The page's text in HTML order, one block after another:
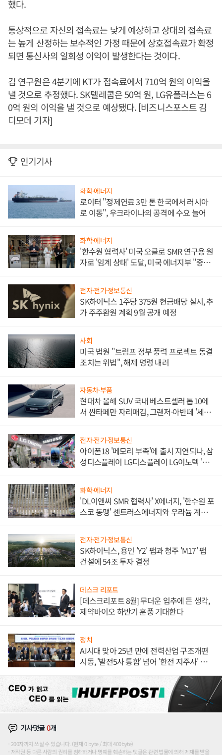
했다.
통상적으로 자신의 접속료는 낮게 예상하고 상대의 접속료
는 높게 산정하는 보수적인 가정 때문에 상호접속료가 확정
되면 통신사의 일회성 이익이 발생한다는 것이다.
김 연구원은 4분기에 KT가 접속료에서 710억 원의 이익을
낼 것으로 추정했다. SK텔레콤은 50억 원, LG유플러스는 6
0억 원의 이익을 낼 것으로 예상됐다. [비즈니스포스트 김
디모데 기자]
인기기사
화학·에너지
로이터 "정제연료 3만 톤 한국에서 러시아
로 이동", 우크라이나의 공격에 수요 늘어
화학·에너지
'한수원 협력사' 미국 오클로 SMR 연구용 원
자로 '임계 상태' 도달, 미국 에너지부 "중요
전자·전기·정보통신
SK하이닉스 1주당 375원 현금배당 실시, 추
가 주주환원 계획 9월 공개 예정
사회
미국 법원 "트럼프 정부 풍력 프로젝트 동결
조치는 위법", 해제 명령 내려
자동차·부품
현대차 올해 SUV 국내 베스트셀러 톱10에
서 싼타페만 자리매김, 그랜저·아반떼 '세단
전자·전기·정보통신
아이폰18 '메모리 부족'에 출시 지연되나, 삼
성디스플레이 LG디스플레이 LG이노텍 '탈
화학·에너지
'DL이앤씨 SMR 협력사' X에너지, '한수원 포
스코 동맹' 센트러스에너지와 우라늄 계약
전자·전기·정보통신
SK하이닉스, 용인 'Y2' 팹과 청주 'M17' 팹
건설에 54조 투자 결정
데스크 리포트
[데스크리포트 8월] 무더운 입추에 든 생각,
제약바이오 하반기 훈풍 기대한다
정치
AI시대 맞아 25년 만에 전력산업 구조개편
시동, '발전5사 통합' 넘어 '한전 지주사' 재편
기사댓글0개
200자까지 쓰실 수 있습니다. (현재 0 byte / 최대 400byte)
저작권 등 다른 사람의 권리를 침해하거나 명예를 훼손하는 댓글은 관련 법률에 의해 제재를 받을